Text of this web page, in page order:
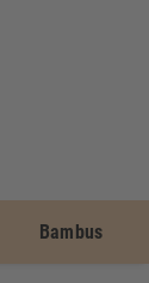
Bambus